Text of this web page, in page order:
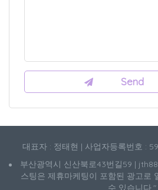
대표자 : 정태현 | 사업자등록번호 :
부산광역시 신산북로43번길59 |
스팅은 제휴마케팅이 포함된 광고로